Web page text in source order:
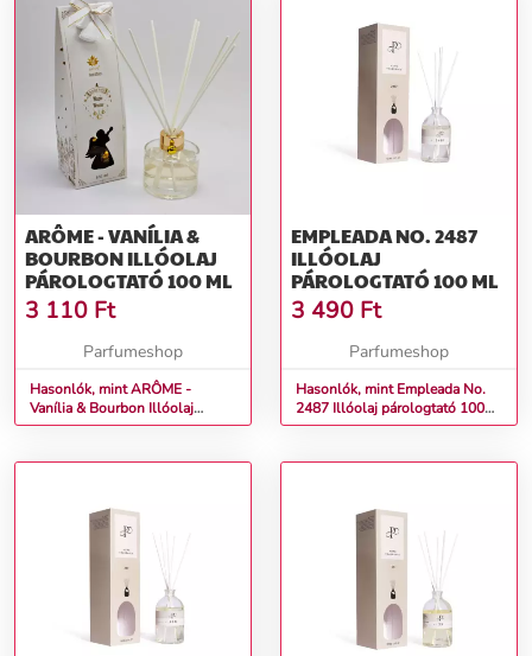
ARÔME - VANÍLIA &
BOURBON ILLÓOLAJ
PÁROLOGTATÓ 100 ML
3 110 Ft
Parfumeshop
Hasonlók, mint ARÔME -
Vanília & Bourbon Illóolaj
párologtató 100 ml
EMPLEADA NO. 2487
ILLÓOLAJ
PÁROLOGTATÓ 100 ML
3 490 Ft
Parfumeshop
Hasonlók, mint Empleada No.
2487 Illóolaj párologtató 100
ml